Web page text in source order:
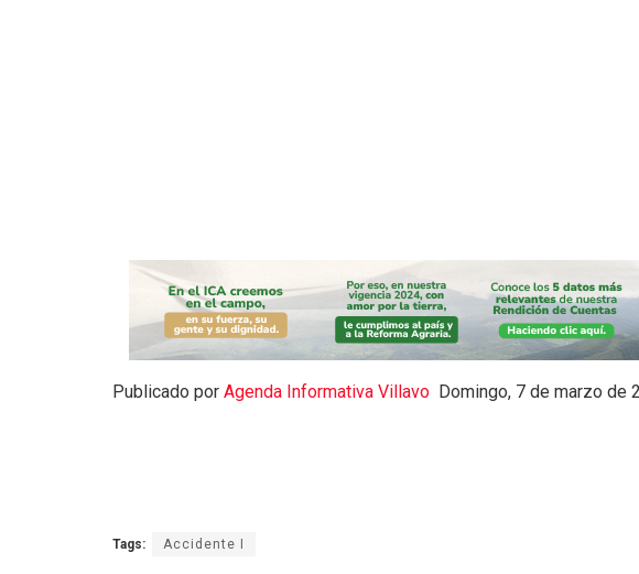
Publicado por Agenda Informativa Villavo Domingo, 7 de marzo de
Tags: Accidente I